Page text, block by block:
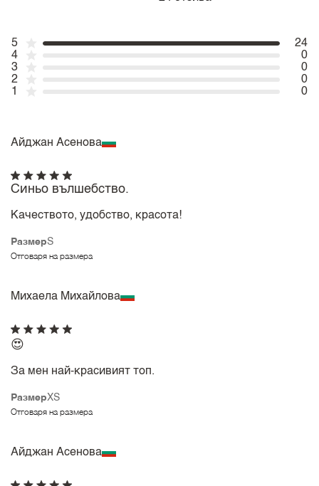
5
24
4
0
3
0
2
0
1
0
Айджан Асенова
РазмерS
Отговаря на размера
Синьо вълшебство.
Качеството, удобство, красота!
Михаела Михайлова
РазмерXS
Отговаря на размера
😍
За мен най-красивият топ.
Айджан Асенова